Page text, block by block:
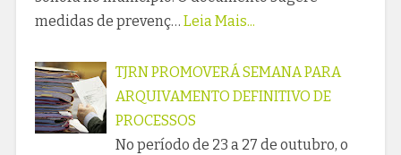
medidas de prevenç… Leia Mais...
TJRN PROMOVERÁ SEMANA PARA
ARQUIVAMENTO DEFINITIVO DE
PROCESSOS
No período de 23 a 27 de outubro, o